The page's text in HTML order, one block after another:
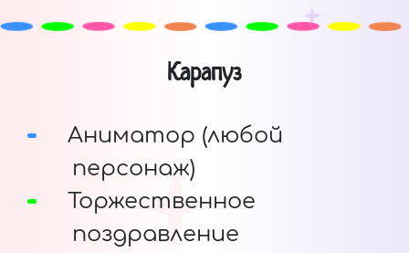
Карапуз
Аниматор (любой
персонаж)
Торжественное
поздравление